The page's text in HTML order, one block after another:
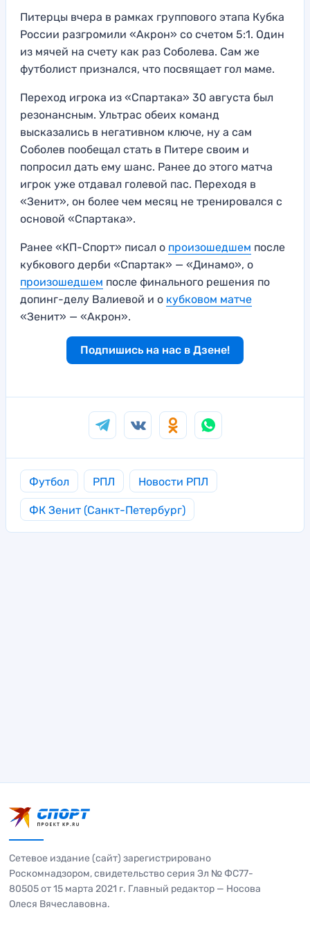
Питерцы вчера в рамках группового этапа Кубка
России разгромили «Акрон» со счетом 5:1. Один
из мячей на счету как раз Соболева. Сам же
футболист признался, что посвящает гол маме.
Переход игрока из «Спартака» 30 августа был
резонансным. Ультрас обеих команд
высказались в негативном ключе, ну а сам
Соболев пообещал стать в Питере своим и
попросил дать ему шанс. Ранее до этого матча
игрок уже отдавал голевой пас. Переходя в
«Зенит», он более чем месяц не тренировался с
основой «Спартака».
Ранее «КП-Спорт» писал о произошедшем после
кубкового дерби «Спартак» — «Динамо», о
произошедшем после финального решения по
допинг-делу Валиевой и о кубковом матче
«Зенит» — «Акрон».
Подпишись на нас в Дзене!
Футбол РПЛ Новости РПЛ
ФК Зенит (Санкт-Петербург)
Сетевое издание (сайт) зарегистрировано
Роскомнадзором, свидетельство серия Эл № ФС77-
80505 от 15 марта 2021 г. Главный редактор — Носова
Олеся Вячеславовна.